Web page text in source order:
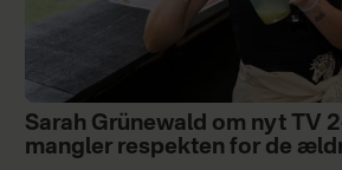
Sarah Grünewald om nyt TV
mangler respekten for de